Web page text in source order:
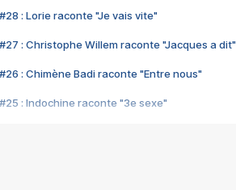
#28 : Lorie raconte "Je vais vite"
#27 : Christophe Willem raconte "Jacques a dit"
#26 : Chimène Badi raconte "Entre nous"
#25 : Indochine raconte "3e sexe"